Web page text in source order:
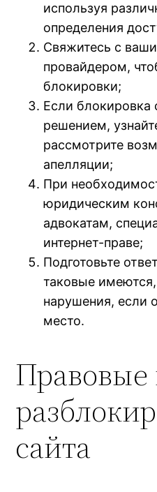
используя
определения
Свяжитесь с
провайдером,
блокировки;
Если блокировка
решением,
рассмотрите
апелляции;
При
юридическим
адвокатам,
интернет-праве;
Подготовьте
таковые
нарушения, если
место.
сайта